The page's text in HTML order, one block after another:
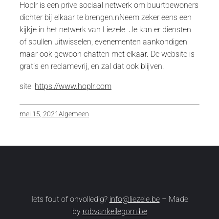
Hoplr is een prive sociaal netwerk om buurtbewoners
dichter bij elkaar te brengen.nNeem zeker eens een
kijkje in het netwerk van Liezele. Je kan er diensten
of spullen uitwisselen, evenementen aankondigen
maar ook gewoon chatten met elkaar. De website is
gratis en reclamevrij, en zal dat ook blijven.
site: https://www.hoplr.com
mei 15, 2021Algemeen
Iets fout of onvolledig? info@liezele.be– Made
by robvankeilegom.be